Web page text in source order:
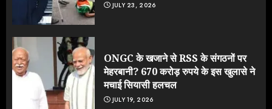
JULY 23, 2026
ONGC के खजाने से RSS के संगठनों पर
मेहरबानी? 670 करोड़ रुपये के इस खुलासे ने
मचाई सियासी हलचल
JULY 19, 2026